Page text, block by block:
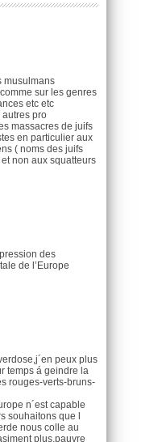
musulmans
sur les genres
etc etc
autres pro
massacres de juifs
en particulier aux
( noms des juifs
non aux squatteurs
des
de l’Europe
peux plus
temps á geindre la
rouges-verts-bruns-
n´est capable
souhaitons que l
nous colle au
plus,pauvre